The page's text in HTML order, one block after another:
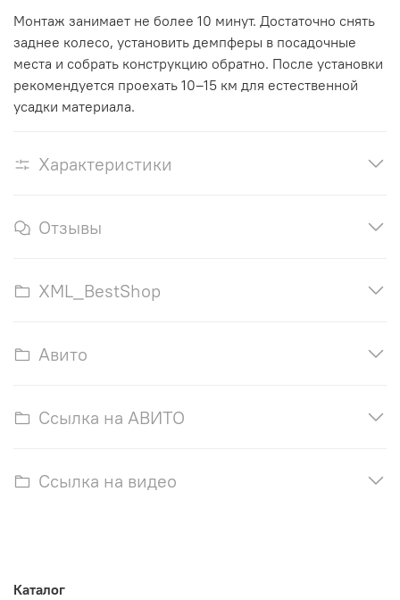
Монтаж занимает не более 10 минут. Достаточно снять
заднее колесо, установить демпферы в посадочные
места и собрать конструкцию обратно. После установки
рекомендуется проехать 10–15 км для естественной
усадки материала.
Характеристики
Отзывы
XML_BestShop
Авито
Ссылка на АВИТО
Ссылка на видео
Каталог